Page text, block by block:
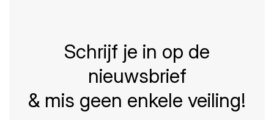
Schrijf je in op de
nieuwsbrief
& mis geen enkele veiling!